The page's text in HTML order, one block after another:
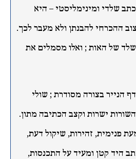
שלדי ומינימליסטי – היא
ההכרחי להבנתן ולא מעבר לכך.
של האות ; ואלו מסמלים את
הנייר בצורה מסודרת ; שולי
ישרות וקצב הכתיבה מתון.
פנימית, זהירות, שיקול דעת,
היד קטן ומעיד על התכנסות,